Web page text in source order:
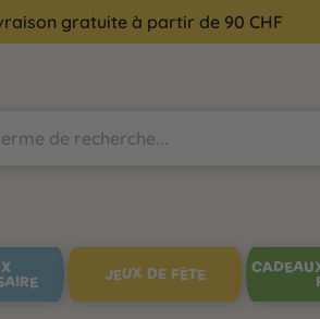
gratuite à partir de 90 CHF
JEUX DE FÊTE